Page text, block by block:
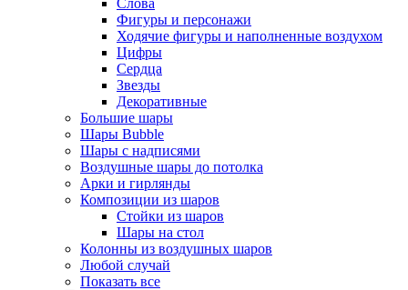
Фигуры и персонажи
Ходячие фигуры и наполненные воздухом
Цифры
Сердца
Звезды
Декоративные
Большие шары
Шары Bubble
Шары с надписями
Воздушные шары до потолка
Арки и гирлянды
Композиции из шаров
Стойки из шаров
Шары на стол
Колонны из воздушных шаров
Любой случай
Показать все